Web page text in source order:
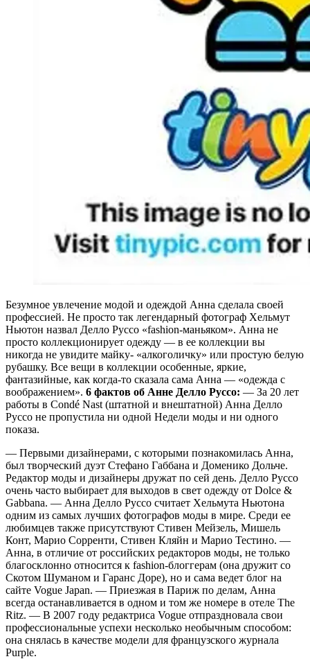
Безумное увлечение модой и одеждой Анна сделала своей
профессией. Не просто так легендарный фотограф Хельмут
Ньютон назвал Делло Руссо «fashion-маньяком». Анна не
просто коллекционирует одежду — в ее коллекции вы
никогда не увидите майку- «алкоголичку» или простую белую
рубашку. Все вещи в коллекции особенные, яркие,
фантазийные, как когда-то сказала сама Анна — «одежда с
воображением». 6 фактов об Анне Делло Руссо: — За 20 лет
работы в Condé Nast (штатной и внештатной) Анна Делло
Руссо не пропустила ни одной Недели моды и ни одного
показа.
— Первыми дизайнерами, с которыми познакомилась Анна,
был творческий дуэт Стефано Габбана и Доменико Дольче.
Редактор моды и дизайнеры дружат по сей день. Делло Руссо
очень часто выбирает для выходов в свет одежду от Dolce &
Gabbana. — Анна Делло Руссо считает Хельмута Ньютона
одним из самых лучших фотографов моды в мире. Среди ее
любимцев также присутствуют Стивен Мейзель, Мишель
Конт, Марио Сорренти, Стивен Кляйн и Марио Тестино. —
Анна, в отличие от российских редакторов моды, не только
благосклонно относится к fashion-блоггерам (она дружит со
Скотом Шуманом и Гаранс Доре), но и сама ведет блог на
сайте Vogue Japan. — Приезжая в Париж по делам, Анна
всегда останавливается в одном и том же номере в отеле The
Ritz. — В 2007 году редактриса Vogue отпраздновала свои
профессиональные успехи несколько необычным способом:
она снялась в качестве модели для французского журнала
Purple.